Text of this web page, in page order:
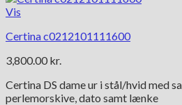
Vis
Certina c0212101111600
3,800.00 kr.
Certina DS dame ur i stål/hvid med
perlemorskive, dato samt lænke